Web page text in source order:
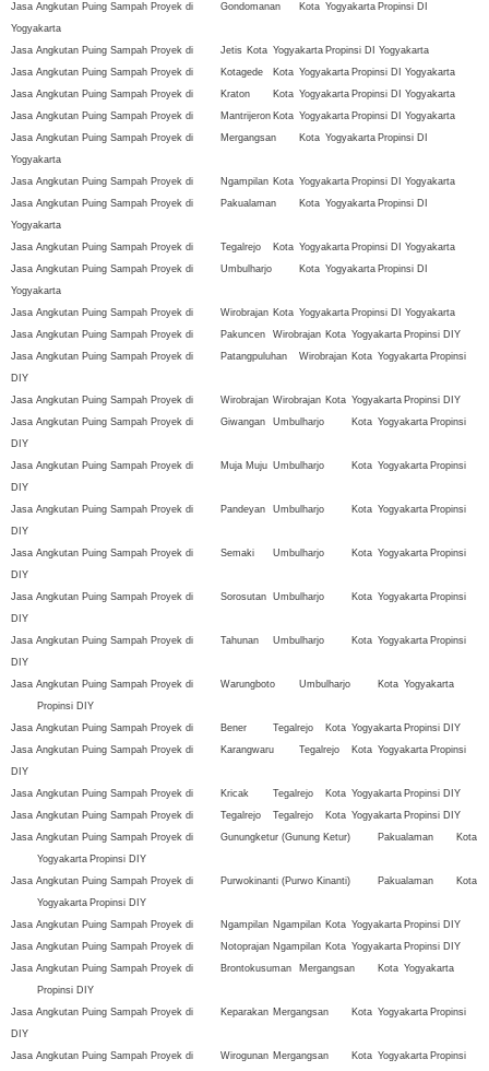
Jasa Angkutan Puing Sampah Proyek di
Gondomanan Kota Yogyakarta Propinsi DI
Yogyakarta
Jasa Angkutan Puing Sampah Proyek di
Jetis Kota Yogyakarta Propinsi DI Yogyakarta
Jasa Angkutan Puing Sampah Proyek di
Kotagede Kota Yogyakarta Propinsi DI Yogyakarta
Jasa Angkutan Puing Sampah Proyek di
Kraton Kota Yogyakarta Propinsi DI Yogyakarta
Jasa Angkutan Puing Sampah Proyek di
Mantrijeron Kota Yogyakarta Propinsi DI Yogyakarta
Jasa Angkutan Puing Sampah Proyek di
Mergangsan Kota Yogyakarta Propinsi DI
Yogyakarta
Jasa Angkutan Puing Sampah Proyek di
Ngampilan Kota Yogyakarta Propinsi DI Yogyakarta
Jasa Angkutan Puing Sampah Proyek di
Pakualaman Kota Yogyakarta Propinsi DI
Yogyakarta
Jasa Angkutan Puing Sampah Proyek di
Tegalrejo Kota Yogyakarta Propinsi DI Yogyakarta
Jasa Angkutan Puing Sampah Proyek di
Umbulharjo Kota Yogyakarta Propinsi DI
Yogyakarta
Jasa Angkutan Puing Sampah Proyek di
Wirobrajan Kota Yogyakarta Propinsi DI Yogyakarta
Jasa Angkutan Puing Sampah Proyek di
Pakuncen Wirobrajan Kota Yogyakarta Propinsi DIY
Jasa Angkutan Puing Sampah Proyek di
Patangpuluhan Wirobrajan Kota Yogyakarta Propinsi
DIY
Jasa Angkutan Puing Sampah Proyek di
Wirobrajan Wirobrajan Kota Yogyakarta Propinsi DIY
Jasa Angkutan Puing Sampah Proyek di
Giwangan Umbulharjo Kota Yogyakarta Propinsi
DIY
Jasa Angkutan Puing Sampah Proyek di
Muja Muju Umbulharjo Kota Yogyakarta Propinsi
DIY
Jasa Angkutan Puing Sampah Proyek di
Pandeyan Umbulharjo Kota Yogyakarta Propinsi
DIY
Jasa Angkutan Puing Sampah Proyek di
Semaki Umbulharjo Kota Yogyakarta Propinsi
DIY
Jasa Angkutan Puing Sampah Proyek di
Sorosutan Umbulharjo Kota Yogyakarta Propinsi
DIY
Jasa Angkutan Puing Sampah Proyek di
Tahunan Umbulharjo Kota Yogyakarta Propinsi
DIY
Jasa Angkutan Puing Sampah Proyek di
Warungboto Umbulharjo Kota Yogyakarta
Propinsi DIY
Jasa Angkutan Puing Sampah Proyek di
Bener Tegalrejo Kota Yogyakarta Propinsi DIY
Jasa Angkutan Puing Sampah Proyek di
Karangwaru Tegalrejo Kota Yogyakarta Propinsi
DIY
Jasa Angkutan Puing Sampah Proyek di
Kricak Tegalrejo Kota Yogyakarta Propinsi DIY
Jasa Angkutan Puing Sampah Proyek di
Tegalrejo Tegalrejo Kota Yogyakarta Propinsi DIY
Jasa Angkutan Puing Sampah Proyek di
Gunungketur (Gunung Ketur) Pakualaman
Kota
Yogyakarta Propinsi DIY
Jasa Angkutan Puing Sampah Proyek di
Purwokinanti (Purwo Kinanti) Pakualaman
Kota
Yogyakarta Propinsi DIY
Jasa Angkutan Puing Sampah Proyek di
Ngampilan Ngampilan Kota Yogyakarta Propinsi DIY
Jasa Angkutan Puing Sampah Proyek di
Notoprajan Ngampilan Kota Yogyakarta Propinsi DIY
Jasa Angkutan Puing Sampah Proyek di
Brontokusuman Mergangsan Kota Yogyakarta
Propinsi DIY
Jasa Angkutan Puing Sampah Proyek di
Keparakan Mergangsan Kota Yogyakarta Propinsi
DIY
Jasa Angkutan Puing Sampah Proyek di
Wirogunan Mergangsan Kota Yogyakarta Propinsi